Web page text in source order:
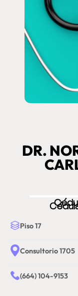
DR.
Piso 17
Consultorio 1705
(664) 104-9153